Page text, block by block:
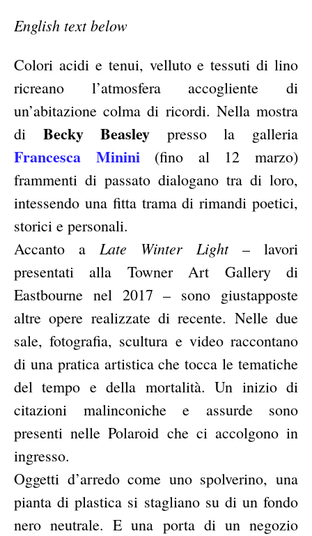
English text below
Colori acidi e tenui, velluto e tessuti di lino
ricreano l’atmosfera accogliente di
un’abitazione colma di ricordi. Nella mostra
di Becky Beasley presso la galleria
Francesca Minini
(fino al 12 marzo)
frammenti di passato dialogano tra di loro,
intessendo una fitta trama di rimandi poetici,
storici e personali.
Accanto a Late Winter Light– lavori
presentati alla Towner Art Gallery di
Eastbourne nel 2017 – sono giustapposte
altre opere realizzate di recente. Nelle due
sale, fotografia, scultura e video raccontano
di una pratica artistica che tocca le tematiche
del tempo e della mortalità. Un inizio di
citazioni malinconiche e assurde sono
presenti nelle Polaroid che ci accolgono in
ingresso.
Oggetti d’arredo come uno spolverino, una
pianta di plastica si stagliano su di un fondo
nero neutrale. E una porta di un negozio